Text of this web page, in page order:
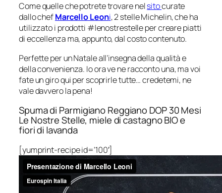
Come quelle che potrete trovare nelsitocurate
dallo chefMarcello Leoni, 2 stelle Michelin, che ha
utilizzato i prodotti #lenostrestelle per creare piatti
di eccellenza ma, appunto, dal costo contenuto.
Perfette per un Natale all’insegna della qualità e
della convenienza. Io ora ve ne racconto una, ma voi
fate un giro qui per scoprirle tutte… credetemi, ne
vale davvero la pena!
Spuma di Parmigiano Reggiano DOP 30 Mesi
Le Nostre Stelle, miele di castagno BIO e
fiori di lavanda
[yumprint-recipe id=’100′]